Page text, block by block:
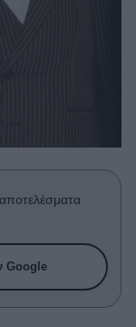
Google